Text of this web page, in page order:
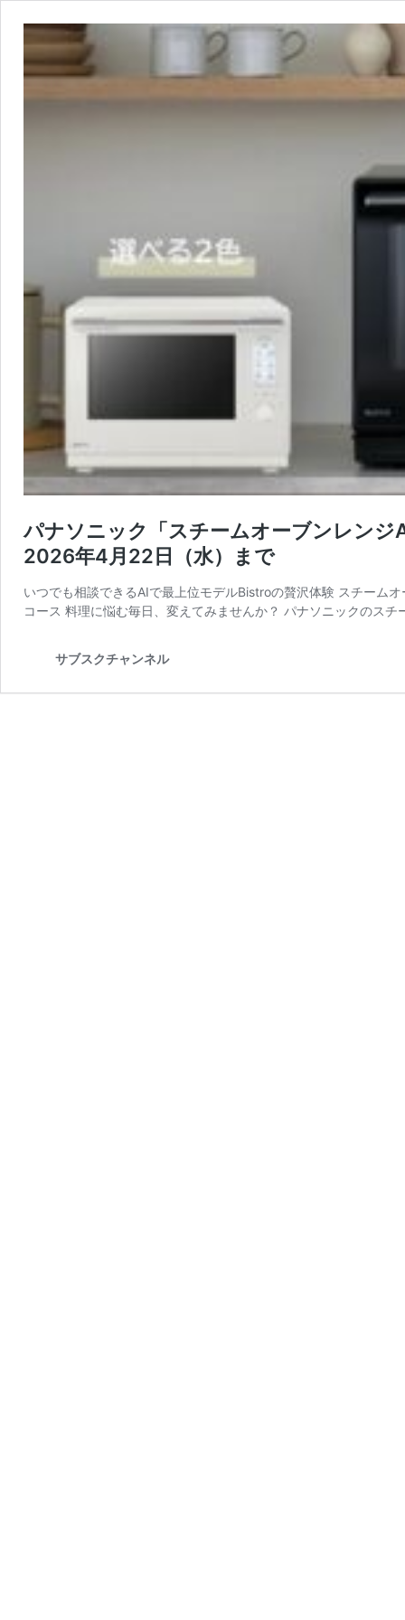
パナソニック「スチームオーブンレン
2026年4月22日（水）まで
いつでも相談できるAIで最上位モデルBistroの贅沢体験 スチーム
コース 料理に悩む毎日、変えてみませんか？ パナソニックのス
サブスクチャンネル